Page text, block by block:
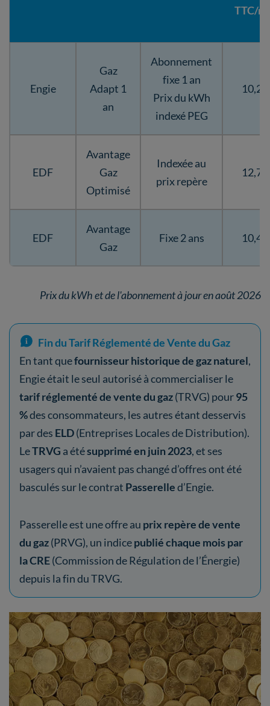
TTC/
Engie
Gaz
Adapt 1
an
Abonnement
fixe 1 an
Prix du kWh
indexé PEG
10,27
EDF
Avantage
Gaz
Optimisé
Indexée au
prix repère
12,73
EDF
Avantage
Gaz
Fixe 2 ans 10,40
Prix du kWh et de l'abonnement à jour en août 2026
Fin du Tarif Réglementé de Vente du Gaz
En tant quefournisseur historique de gaz naturel,
Engie était le seul autorisé à commercialiser le
tarif réglementé de vente du gaz(TRVG) pour95
%des consommateurs, les autres étant desservis
par des ELD(Entreprises Locales de Distribution).
LeTRVG a étésupprimé en juin 2023, et ses
usagers qui n’avaient pas changé d’offres ont été
basculés sur le contrat Passerelled’Engie.
Passerelle est une offre au prix repère de vente
du gaz(PRVG), un indicepublié chaque mois par
la CRE(Commission de Régulation de l’Énergie)
depuis la fin du TRVG.